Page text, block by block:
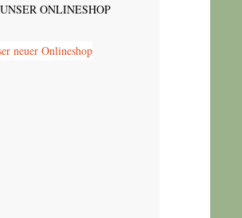
UNSER ONLINESHOP